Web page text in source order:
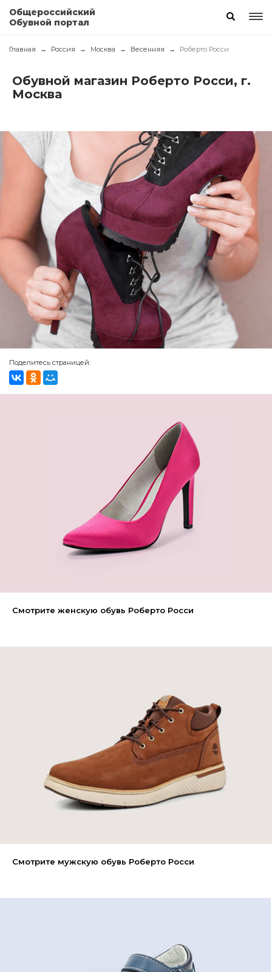
Общероссийский
Обувной портал
Главная Россия Москва Весенняя Роберто Росси
Обувной магазин Роберто Росси, г.
Москва
Поделитесь страницей:
Смотрите женскую обувь Роберто Росси
Смотрите мужскую обувь Роберто Росси